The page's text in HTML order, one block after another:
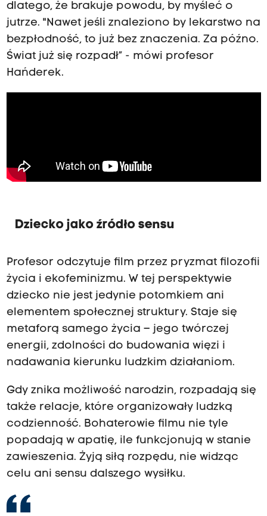
dlatego, że brakuje powodu, by myśleć o
jutrze. "Nawet jeśli znaleziono by lekarstwo na
bezpłodność, to już bez znaczenia. Za późno.
Świat już się rozpadł” - mówi profesor
Hańderek.
Dziecko jako źródło sensu
Profesor odczytuje film przez pryzmat filozofii
życia i ekofeminizmu. W tej perspektywie
dziecko nie jest jedynie potomkiem ani
elementem społecznej struktury. Staje się
metaforą samego życia – jego twórczej
energii, zdolności do budowania więzi i
nadawania kierunku ludzkim działaniom.
Gdy znika możliwość narodzin, rozpadają się
także relacje, które organizowały ludzką
codzienność. Bohaterowie filmu nie tyle
popadają w apatię, ile funkcjonują w stanie
zawieszenia. Żyją siłą rozpędu, nie widząc
celu ani sensu dalszego wysiłku.